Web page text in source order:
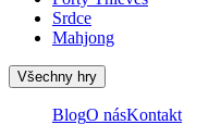
Srdce
Mahjong
Všechny hry
BlogO násKontakt